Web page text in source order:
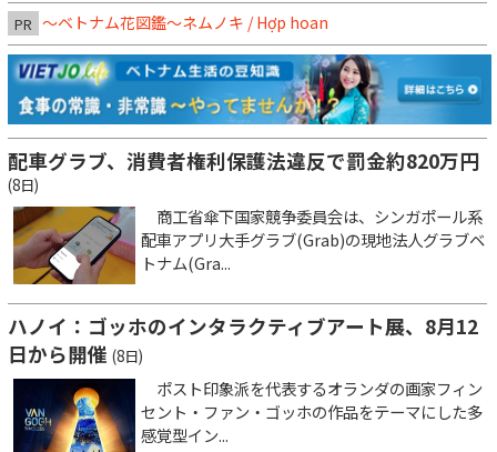
PR ～ベトナム花図鑑～ネムノキ / Hợp hoan
配車グラブ、消費者権利保護法違反で罰金約820万円
(8日)
商工省傘下国家競争委員会は、シンガポール系
配車アプリ大手グラブ(Grab)の現地法人グラブベ
トナム(Gra...
ハノイ：ゴッホのインタラクティブアート展、8月12
日から開催 (8日)
ポスト印象派を代表するオランダの画家フィン
セント・ファン・ゴッホの作品をテーマにした多
感覚型イン...